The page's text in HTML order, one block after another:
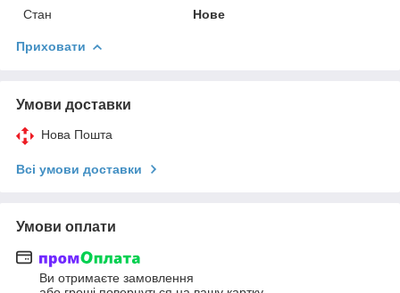
Стан
Нове
Приховати
Умови доставки
Нова Пошта
Всі умови доставки
Умови оплати
Ви отримаєте замовлення